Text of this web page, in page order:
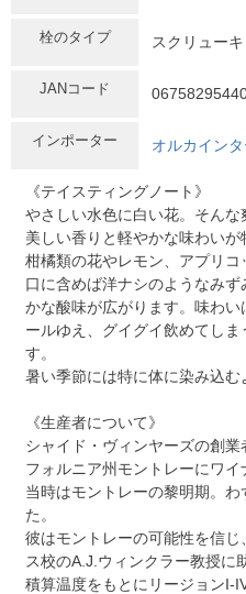
栓のタイプ スクリュー
JANコード
インポーター オルカイン
《テイスティングノート》
やさしい水色に白い花。そんな
美しい香りと軽やかな味わいが
柑橘類の花やレモン、アプリコ
口に含めば洋ナシのようなみ
かな酸味が広がります。味わ
ールゆえ、グイグイ飲めてし
す。
暑い季節には特に体に染み込む
《生産者について》
シャイド・ヴィンヤーズの創
フォルニア州モントレーにワイ
当時はモントレーの黎明期。
た。
彼はモントレーの可能性を信
ス校のA.J.ウィンクラー教授に
積算温度をもとにリージョンI-